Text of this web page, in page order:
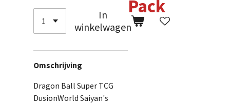
Pack
In
winkelwagen
Omschrijving
Dragon Ball Super TCG
DusionWorld Saiyan's